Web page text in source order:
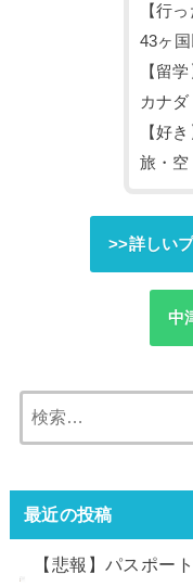
【行っ
43ヶ国
【留学
カナ
【好き
旅・
>>詳しい
中
最近の投稿
【悲報】パスポー